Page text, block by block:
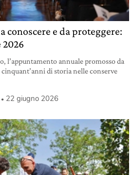
conoscere e da proteggere:
2026
l’appuntamento annuale promosso da
di storia nelle conserve
22 giugno 2026